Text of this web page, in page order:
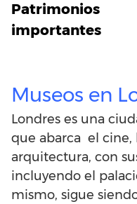
Patrimonios
importantes
Museos en
Londres es una
que abarca el cine,
arquitectura, con
incluyendo el
mismo, sigue